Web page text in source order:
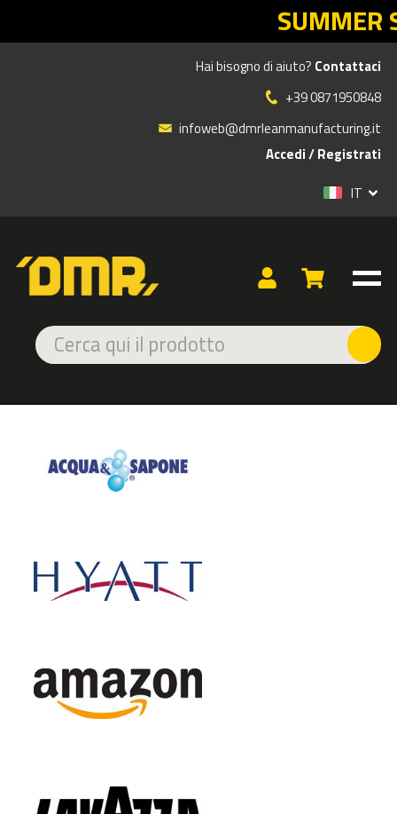
SUMMER SALES
Hai bisogno di aiuto? Contattaci
+39 0871950848
infoweb@dmrleanmanufacturing.it
Accedi/Registrati
IT